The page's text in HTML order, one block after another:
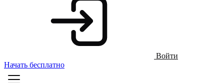
Войти
Начать бесплатно